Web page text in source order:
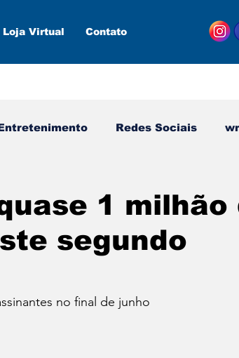
Loja Virtual Contato
Redes Sociais
1 milhão
segundo
no final de junho